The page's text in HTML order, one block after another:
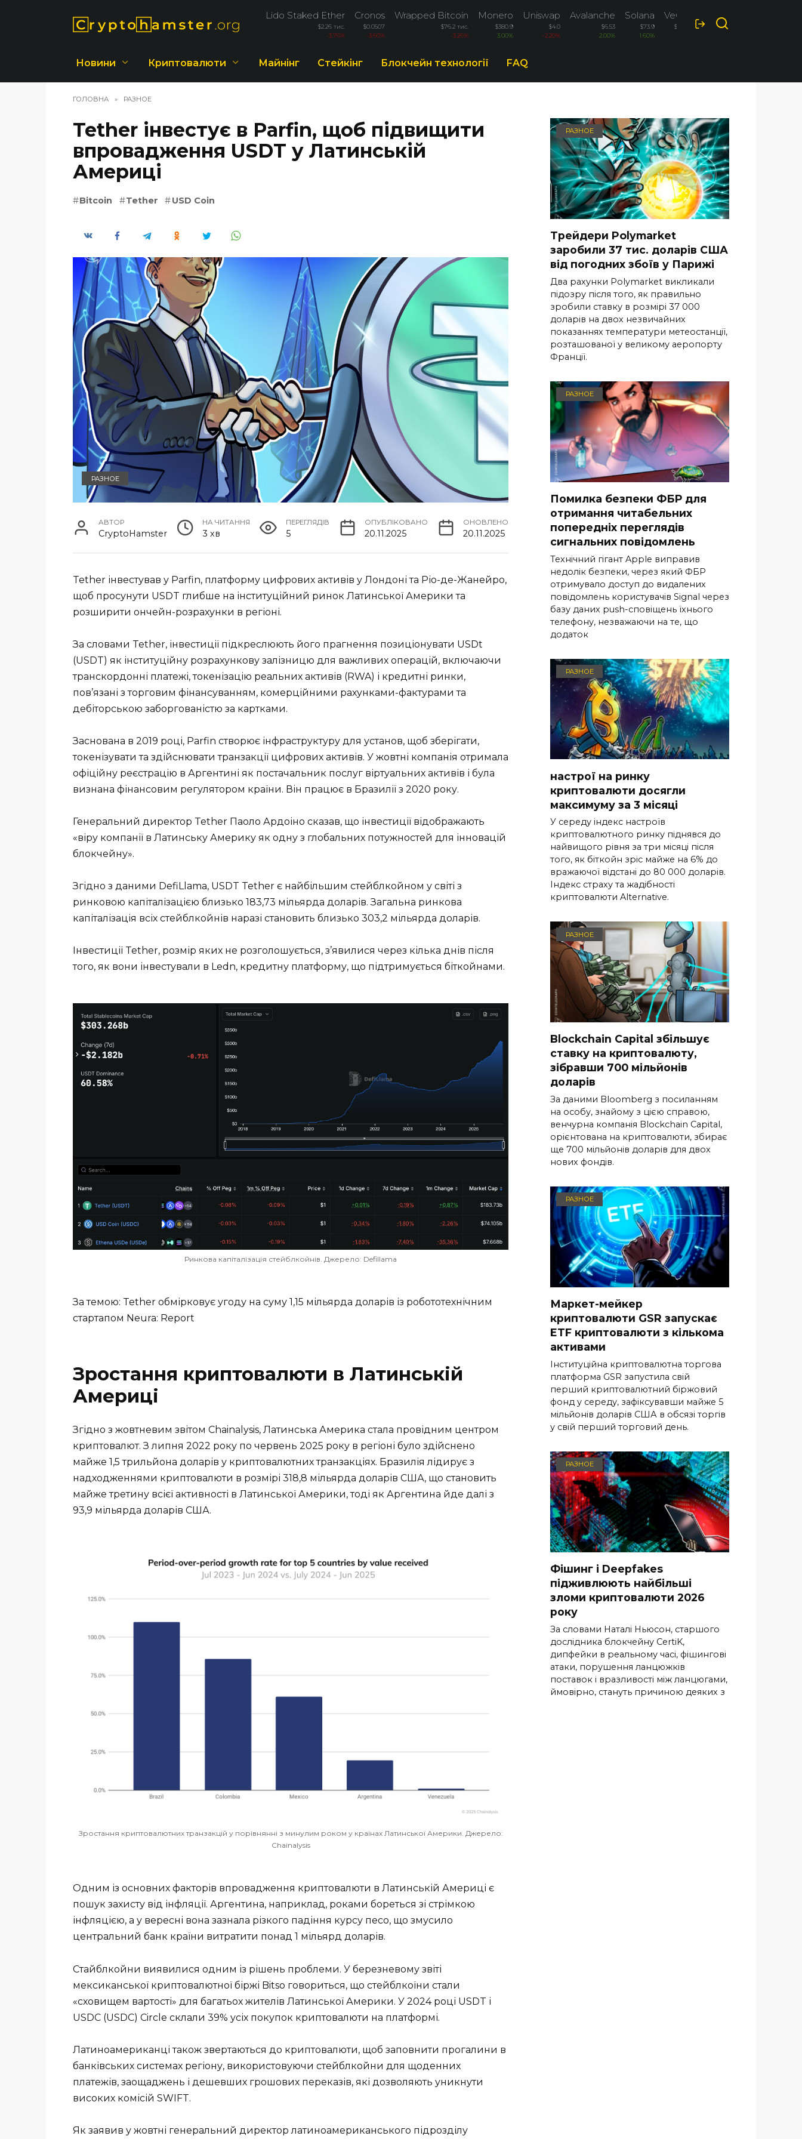
Lido Staked Ether
$2.26 тис.
-3.76%
Cronos
$0.0507
-3.60%
Wrapped Bitcoin
$76.2 тис.
-3.26%
Monero
$380.9
3.00%
Uniswap
$4.0
-2.20%
Avalanche
$6.53
2.00%
Solana
$73.9
1.60%
VeChain
$0.00469
Новини Криптовалюти Майнінг Стейкінг Блокчейн технології FAQ
ГОЛОВНА » РАЗНОЕ
Tether інвестує в Parfin, щоб підвищити
впровадження USDT у Латинській
Америці
Bitcoin Tether USD Coin
РАЗНОЕ
АВТОР
CryptoHamster
НА ЧИТАННЯ
3 хв
ПЕРЕГЛЯДІВ
5
ОПУБЛІКОВАНО
20.11.2025
ОНОВЛЕНО
20.11.2025
Tether інвестував у Parfin, платформу цифрових активів у Лондоні та Ріо-де-Жанейро,
щоб просунути USDT глибше на інституційний ринок Латинської Америки та
розширити ончейн-розрахунки в регіоні.
За словами Tether, інвестиції підкреслюють його прагнення позиціонувати USDt
(USDT) як інституційну розрахункову залізницю для важливих операцій, включаючи
транскордонні платежі, токенізацію реальних активів (RWA) і кредитні ринки,
пов’язані з торговим фінансуванням, комерційними рахунками-фактурами та
дебіторською заборгованістю за картками.
Заснована в 2019 році, Parfin створює інфраструктуру для установ, щоб зберігати,
токенізувати та здійснювати транзакції цифрових активів. У жовтні компанія отримала
офіційну реєстрацію в Аргентині як постачальник послуг віртуальних активів і була
визнана фінансовим регулятором країни. Він працює в Бразилії з 2020 року.
Генеральний директор Tether Паоло Ардоіно сказав, що інвестиції відображають
«віру компанії в Латинську Америку як одну з глобальних потужностей для інновацій
блокчейну».
Згідно з даними DefiLlama, USDT Tether є найбільшим стейблкойном у світі з
ринковою капіталізацією близько 183,73 мільярда доларів. Загальна ринкова
капіталізація всіх стейблкойнів наразі становить близько 303,2 мільярда доларів.
Інвестиції Tether, розмір яких не розголошується, з’явилися через кілька днів після
того, як вони інвестували в Ledn, кредитну платформу, що підтримується біткойнами.
Ринкова капіталізація стейблкойнів. Джерело: Defillama
За темою: Tether обмірковує угоду на суму 1,15 мільярда доларів із робототехнічним
стартапом Neura: Report
Зростання криптовалюти в Латинській
Америці
Згідно з жовтневим звітом Chainalysis, Латинська Америка стала провідним центром
криптовалют. З липня 2022 року по червень 2025 року в регіоні було здійснено
майже 1,5 трильйона доларів у криптовалютних транзакціях. Бразилія лідирує з
надходженнями криптовалюти в розмірі 318,8 мільярда доларів США, що становить
майже третину всієї активності в Латинської Америки, тоді як Аргентина йде далі з
93,9 мільярда доларів США.
Зростання криптовалютних транзакцій у порівнянні з минулим роком у країнах Латинської Америки. Джерело:
Chainalysis
Одним із основних факторів впровадження криптовалюти в Латинській Америці є
пошук захисту від інфляції. Аргентина, наприклад, роками бореться зі стрімкою
інфляцією, а у вересні вона зазнала різкого падіння курсу песо, що змусило
центральний банк країни витратити понад 1 мільярд доларів.
Стайблкойни виявилися одним із рішень проблеми. У березневому звіті
мексиканської криптовалютної біржі Bitso говориться, що стейблкоїни стали
«сховищем вартості» для багатьох жителів Латинської Америки. У 2024 році USDT і
USDC (USDC) Circle склали 39% усіх покупок криптовалюти на платформі.
Латиноамериканці також звертаються до криптовалюти, щоб заповнити прогалини в
банківських системах регіону, використовуючи стейблкойни для щоденних
платежів, заощаджень і дешевших грошових переказів, які дозволяють уникнути
високих комісій SWIFT.
Як заявив у жовтні генеральний директор латиноамериканського підрозділу
РАЗНОЕ
Трейдери Polymarket
заробили 37 тис. доларів США
від погодних збоїв у Парижі
Два рахунки Polymarket викликали
підозру після того, як правильно
зробили ставку в розмірі 37 000
доларів на двох незвичайних
показаннях температури метеостанції,
розташованої у великому аеропорту
Франції.
РАЗНОЕ
Помилка безпеки ФБР для
отримання читабельних
попередніх переглядів
сигнальних повідомлень
Технічний гігант Apple виправив
недолік безпеки, через який ФБР
отримувало доступ до видалених
повідомлень користувачів Signal через
базу даних push-сповіщень їхнього
телефону, незважаючи на те, що
додаток
РАЗНОЕ
настрої на ринку
криптовалюти досягли
максимуму за 3 місяці
У середу індекс настроїв
криптовалютного ринку піднявся до
найвищого рівня за три місяці після
того, як біткойн зріс майже на 6% до
вражаючої відстані до 80 000 доларів.
Індекс страху та жадібності
криптовалюти Alternative.
РАЗНОЕ
Blockchain Capital збільшує
ставку на криптовалюту,
зібравши 700 мільйонів
доларів
За даними Bloomberg з посиланням
на особу, знайому з цією справою,
венчурна компанія Blockchain Capital,
орієнтована на криптовалюти, збирає
ще 700 мільйонів доларів для двох
нових фондів.
РАЗНОЕ
Маркет-мейкер
криптовалюти GSR запускає
ETF криптовалюти з кількома
активами
Інституційна криптовалютна торгова
платформа GSR запустила свій
перший криптовалютний біржовий
фонд у середу, зафіксувавши майже 5
мільйонів доларів США в обсязі торгів
у свій перший торговий день.
РАЗНОЕ
Фішинг і Deepfakes
підживлюють найбільші
зломи криптовалюти 2026
року
За словами Наталі Ньюсон, старшого
дослідника блокчейну CertiK,
дипфейки в реальному часі, фішингові
атаки, порушення ланцюжків
поставок і вразливості між ланцюгами,
ймовірно, стануть причиною деяких з